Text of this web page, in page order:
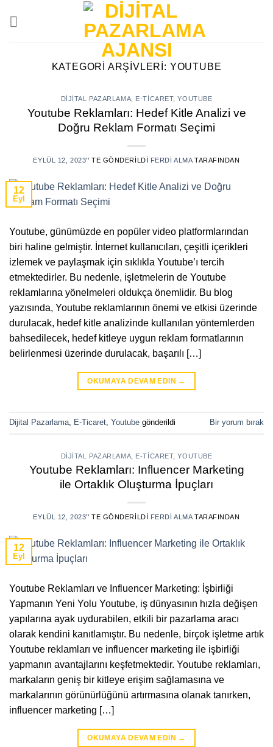
KATEGORI ARŞIVLERI: YOUTUBE
DIJITAL PAZARLAMA E-TICARET,YOUTUBE
Youtube Reklamları: Hedef Kitle Analizi ve
Doğru Reklam Formatı Seçimi
EYLÜL 12, 2023’' TE GÖNDERILDI FERDI ALMATARAFINDAN
12
Eyl
Youtube, günümüzde en popüler video platformlarından
biri haline gelmiştir. İnternet kullanıcıları, çeşitli içerikleri
izlemek ve paylaşmak için sıklıkla Youtube’ı tercih
etmektedirler. Bu nedenle, işletmelerin de Youtube
reklamlarına yönelmeleri oldukça önemlidir. Bu blog
yazısında, Youtube reklamlarının önemi ve etkisi üzerinde
durulacak, hedef kitle analizinde kullanılan yöntemlerden
bahsedilecek, hedef kitleye uygun reklam formatlarının
belirlenmesi üzerinde durulacak, başarılı […]
OKUMAYA DEVAM EDIN →
Dijital Pazarlama E-Ticaret Youtube gönderildi Bir yorum bırak
DIJITAL PAZARLAMA E-TICARET,YOUTUBE
Youtube Reklamları: Influencer Marketing
ile Ortaklık Oluşturma İpuçları
EYLÜL 12, 2023’' TE GÖNDERILDI FERDI ALMATARAFINDAN
12
Eyl
Youtube Reklamları ve Influencer Marketing: İşbirliği
Yapmanın Yeni Yolu Youtube, iş dünyasının hızla değişen
yapılarına ayak uydurabilen, etkili bir pazarlama aracı
olarak kendini kanıtlamıştır. Bu nedenle, birçok işletme artık
Youtube reklamları ve influencer marketing ile işbirliği
yapmanın avantajlarını keşfetmektedir. Youtube reklamları,
markaların geniş bir kitleye erişim sağlamasına ve
markalarının görünürlüğünü artırmasına olanak tanırken,
influencer marketing […]
OKUMAYA DEVAM EDIN →